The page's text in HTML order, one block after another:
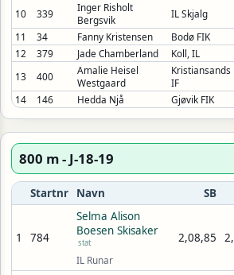
10 339
Inger Risholt
Bergsvik
IL Skjalg
11
34 Fanny Kristensen Bodø FIK
12
379 Jade Chamberland Koll, IL
13
400
Amalie Heisel
Westgaard
Kristiansands
IF
14
146 Hedda Njå Gjøvik FIK
800 m - J-18-19
Startnr Navn SB
1 784
Selma Alison
Boesen Skisaker
stat
IL Runar
2,08,85